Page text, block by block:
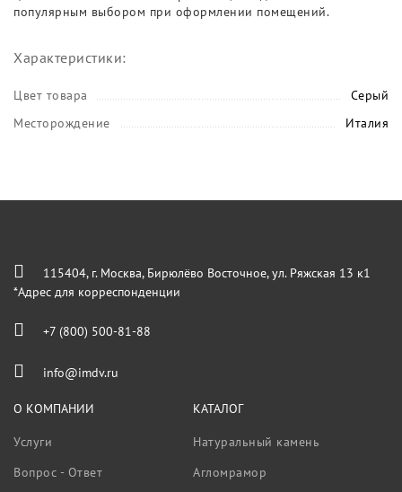
популярным выбором при оформлении помещений.
Характеристики:
Цвет товара
Серый
Месторождение
Италия
115404, г. Москва, Бирюлёво Восточное, ул. Ряжская 13 к1
*Адрес для корреспонденции
+7 (800) 500-81-88
info@imdv.ru
О КОМПАНИИ
Услуги
Вопрос - Ответ
КАТАЛОГ
Натуральный камень
Агломрамор